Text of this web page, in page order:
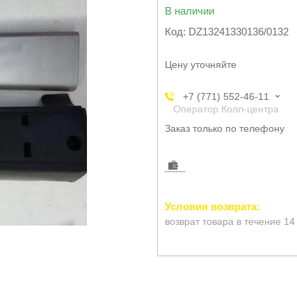
В наличии
Код: DZ13241330136/0132
Цену уточняйте
+7 (771) 552-46-11
Оператор Колл-центра
Заказ только по телефону
возврат товара в течение